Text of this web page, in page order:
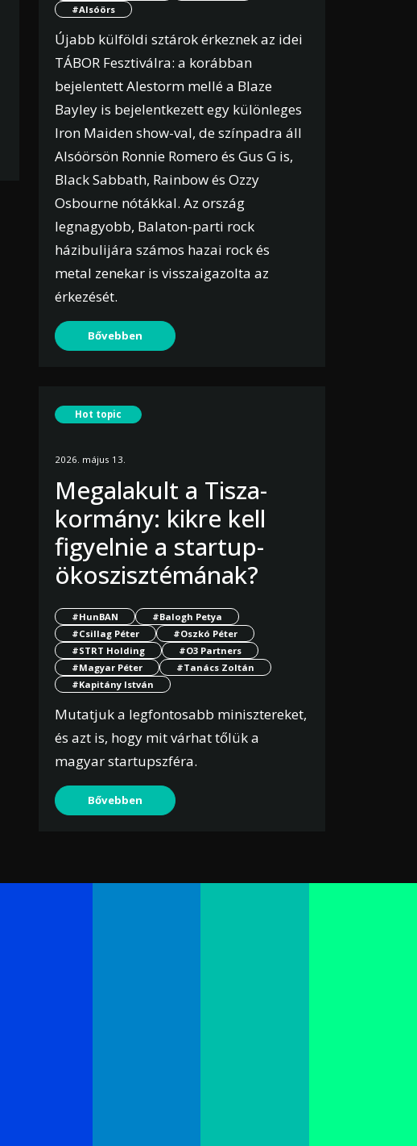
#Alsóörs
Újabb külföldi sztárok érkeznek az idei
TÁBOR Fesztiválra: a korábban
bejelentett Alestorm mellé a Blaze
Bayley is bejelentkezett egy különleges
Iron Maiden show-val, de színpadra áll
Alsóörsön Ronnie Romero és Gus G is,
Black Sabbath, Rainbow és Ozzy
Osbourne nótákkal. Az ország
legnagyobb, Balaton-parti rock
házibulijára számos hazai rock és
metal zenekar is visszaigazolta az
érkezését.
Bővebben
Hot topic
2026. május 13.
Megalakult a Tisza-
kormány: kikre kell
figyelnie a startup-
ökoszisztémának?
#HunBAN
#Balogh Petya
#Csillag Péter
#Oszkó Péter
#STRT Holding
#O3 Partners
#Magyar Péter
#Tanács Zoltán
#Kapitány István
Mutatjuk a legfontosabb minisztereket,
és azt is, hogy mit várhat tőlük a
magyar startupszféra.
Bővebben